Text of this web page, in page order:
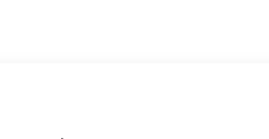
מבוצעות היטב.
הבניין.